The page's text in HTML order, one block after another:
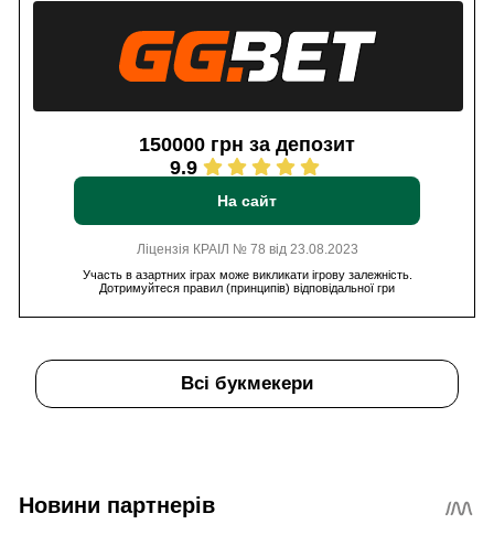
150000 грн за депозит
9.9
На сайт
Ліцензія КРАІЛ № 78 від 23.08.2023
Участь в азартних іграх може викликати ігрову залежність.
Дотримуйтеся правил (принципів) відповідальної гри
Всі букмекери